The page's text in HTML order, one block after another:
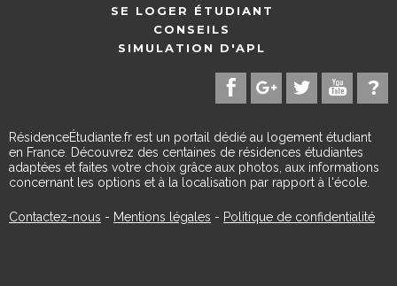
SE LOGER ÉTUDIANT
CONSEILS
SIMULATION D'APL
RésidenceÉtudiante.fr est un portail dédié au logement étudiant
en France. Découvrez des centaines de résidences étudiantes
adaptées et faites votre choix grâce aux photos, aux informations
concernant les options et à la localisation par rapport à l'école.
Contactez-nous - Mentions légales - Politique de confidentialité